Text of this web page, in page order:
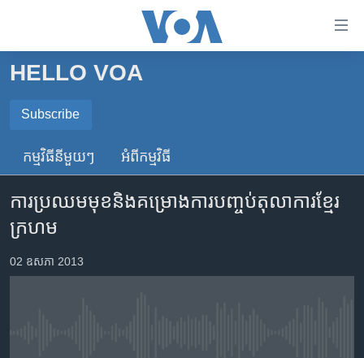
គេហទំព័រ​
រំលង​
ព័ត៌មាន​​
តែ​
រំលង​
កម្ពុជា
អន្តរជាតិ
ចិន
ហេឡូវីអូអេ
កម្ពុជាច្នៃប្រតិដ្ឋ
ព្រឹត្តិការណ៍ព័ត៌មាន
HELLO VOA
Subscribe
SUBSCRIBE
កម្មវិធី​នីមួយៗ អំពី​កម្មវិធី​
ការ​ប្រឈម​មុខ​និង​គម្រោង​ការ​បញ្ចប់​តុលាការ​ខ្មែរ
ក្រហម
02 ឧសភា 2013